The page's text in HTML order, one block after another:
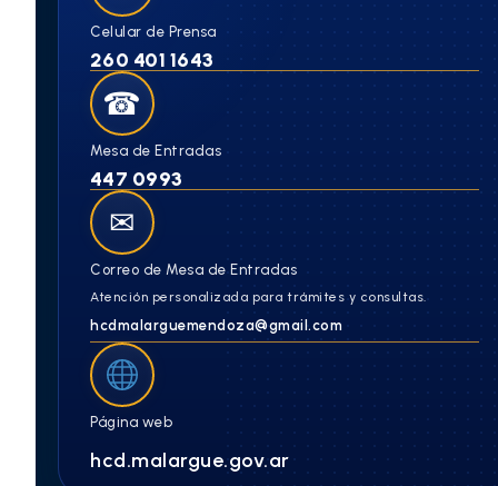
Celular de Prensa
260 401 1643
☎
Mesa de Entradas
447 0993
✉
Correo de Mesa de Entradas
Atención personalizada para trámites y consultas.
hcdmalarguemendoza@gmail.com
Página web
hcd.malargue.gov.ar